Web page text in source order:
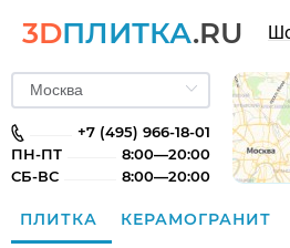
3DПЛИТКА.RU
+7 (495) 966-18-01
ПН-ПТ
8:00—20:00
СБ-ВС
8:00—20:00
ПЛИТКА КЕРАМОГРАНИТ